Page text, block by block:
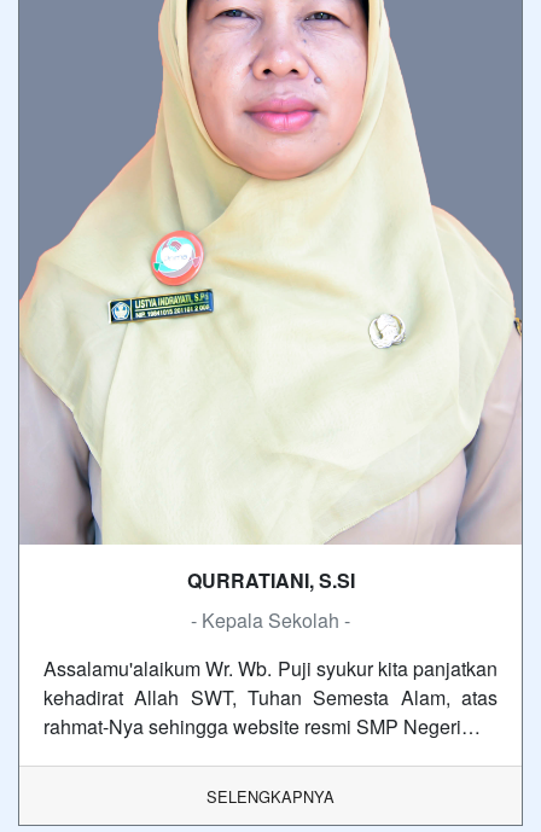
QURRATIANI, S.SI
- Kepala Sekolah -
Assalamu'alaikum Wr. Wb. Puji syukur kita panjatkan
kehadirat Allah SWT, Tuhan Semesta Alam, atas
rahmat-Nya sehingga website resmi SMP Negeri…
SELENGKAPNYA